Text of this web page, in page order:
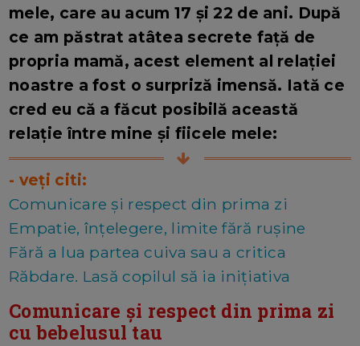
mele, care au acum 17 și 22 de ani. După
ce am păstrat atâtea secrete față de
propria mamă, acest element al relației
noastre a fost o surpriză imensă. Iată ce
cred eu că a făcut posibilă această
relație între mine și fiicele mele:
- veți citi:
Comunicare și respect din prima zi
Empatie, înțelegere, limite fără rușine
Fără a lua partea cuiva sau a critica
Răbdare. Lasă copilul să ia iniţiativa
Comunicare și respect din prima zi
cu bebelusul tau